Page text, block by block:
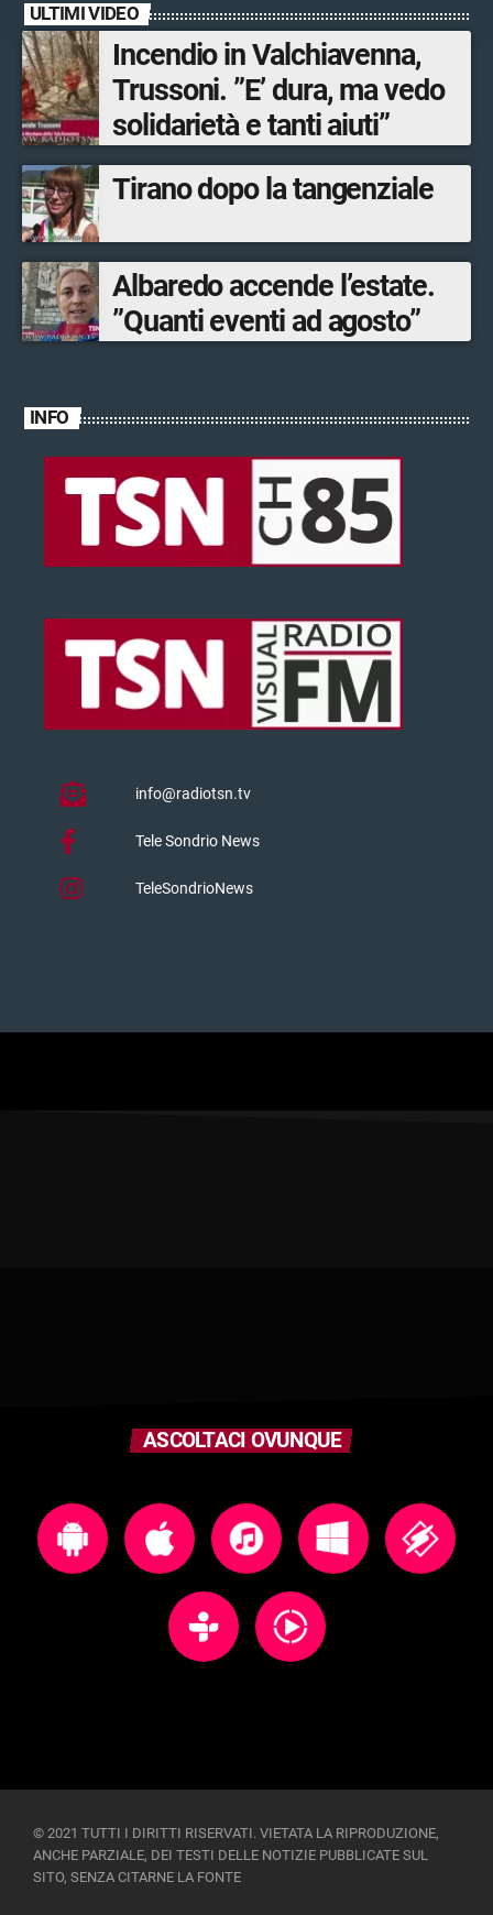
ULTIMI VIDEO
Incendio in Valchiavenna,
Trussoni. ”E’ dura, ma vedo
solidarietà e tanti aiuti”
Tirano dopo la tangenziale
Albaredo accende l’estate.
”Quanti eventi ad agosto”
INFO
info@radiotsn.tv
Tele Sondrio News
TeleSondrioNews
ASCOLTACI OVUNQUE
© 2021 TUTTI I DIRITTI RISERVATI. VIETATA LA RIPRODUZIONE,
ANCHE PARZIALE, DEI TESTI DELLE NOTIZIE PUBBLICATE SUL
SITO, SENZA CITARNE LA FONTE